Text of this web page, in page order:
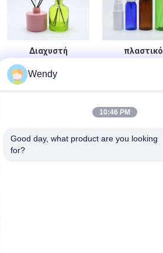
Διαχυστή
μπουκάλι κενό
καλάμι Διαχυστή
φιαλίδιο
πλαστικό
PET
μήνυμα
Wendy
10:46 PM
Good day, what product are you looking
for?